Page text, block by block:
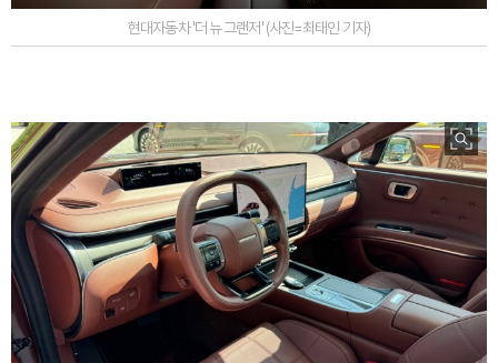
현대자동차 '더 뉴 그랜저' (사진=최태인 기자)